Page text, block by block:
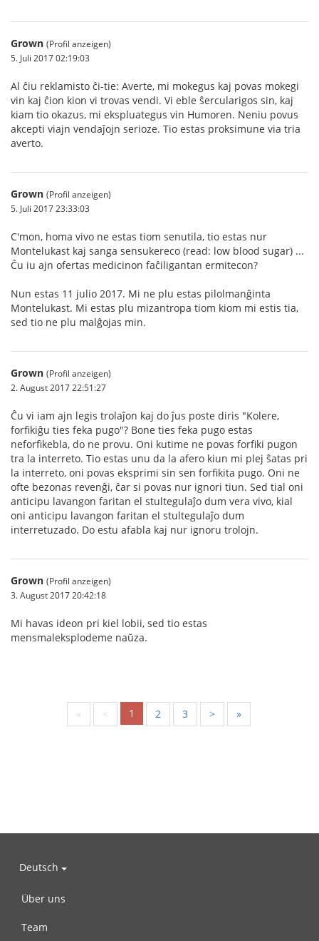
Grown (Profil anzeigen)
5. Juli 2017 02:19:03
Al ĉiu reklamisto ĉi-tie: Averte, mi mokegus kaj povas mokegi
vin kaj ĉion kion vi trovas vendi. Vi eble ŝercularigos sin, kaj
kiam tio okazus, mi ekspluategus vin Humoren. Neniu povus
akcepti viajn vendaĵojn serioze. Tio estas proksimune via tria
averto.
Grown (Profil anzeigen)
5. Juli 2017 23:33:03
C'mon, homa vivo ne estas tiom senutila, tio estas nur
Montelukast kaj sanga sensukereco (read: low blood sugar) ...
Ĉu iu ajn ofertas medicinon faĉiligantan ermitecon?
Nun estas 11 julio 2017. Mi ne plu estas pilolmanĝinta
Montelukast. Mi estas plu mizantropa tiom kiom mi estis tia,
sed tio ne plu malĝojas min.
Grown (Profil anzeigen)
2. August 2017 22:51:27
Ĉu vi iam ajn legis trolaĵon kaj do ĵus poste diris "Kolere,
forfikiĝu ties feka pugo"? Bone ties feka pugo estas
neforfikebla, do ne provu. Oni kutime ne povas forfiki pugon
tra la interreto. Tio estas unu da la afero kiun mi plej ŝatas pri
la interreto, oni povas eksprimi sin sen forfikita pugo. Oni ne
ofte bezonas revenĝi, ĉar si povas nur ignori tiun. Sed tial oni
anticipu lavangon faritan el stultegulaĵo dum vera vivo, kial
oni anticipu lavangon faritan el stultegulaĵo dum
interretuzado. Do estu afabla kaj nur ignoru trolojn.
Grown (Profil anzeigen)
3. August 2017 20:42:18
Mi havas ideon pri kiel lobii, sed tio estas
mensmaleksplodeme naŭza.
« < 1 2 3 > »
Deutsch
Über uns
Team